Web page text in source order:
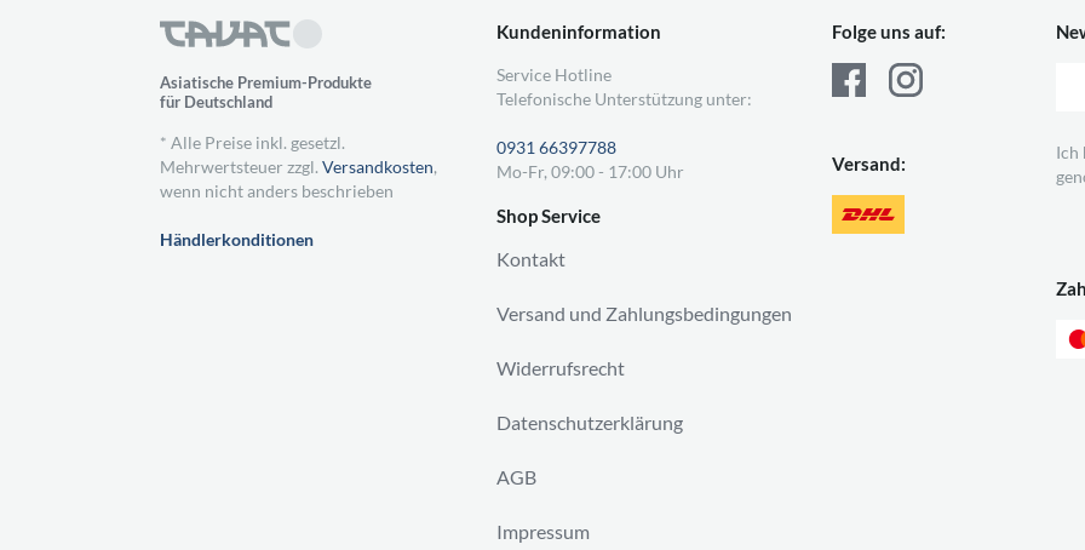
Asiatische Premium-Produkte
für Deutschland
* Alle Preise inkl. gesetzl.
Mehrwertsteuer zzgl. Versandkosten,
wenn nicht anders beschrieben
Händlerkonditionen
Kundeninformation
Service Hotline
Telefonische Unterstützung unter:
0931 66397788
Mo-Fr, 09:00 - 17:00 Uhr
Shop Service
Kontakt
Versand und Zahlungsbedingungen
Widerrufsrecht
Datenschutzerklärung
AGB
Impressum
Folge uns auf:
Versand:
Ich